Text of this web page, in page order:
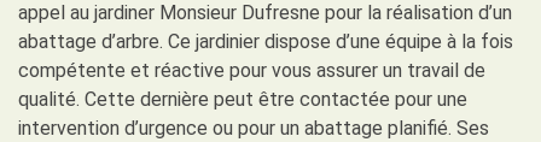
appel au jardiner Monsieur Dufresne pour la réalisation d’un
abattage d’arbre. Ce jardinier dispose d’une équipe à la fois
compétente et réactive pour vous assurer un travail de
qualité. Cette dernière peut être contactée pour une
intervention d’urgence ou pour un abattage planifié. Ses